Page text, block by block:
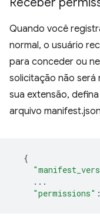
Quando você
normal, o usuário
para conceder ou
solicitação não será
sua extensão,
arquivo
{
...
"permissions" :